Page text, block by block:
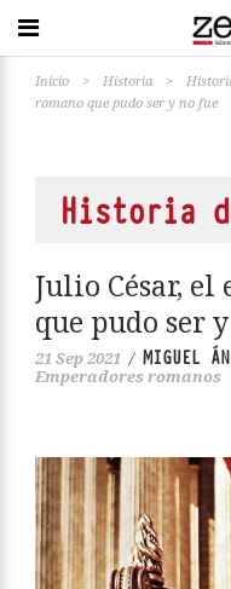
Inicio > Historia >
romano que pudo ser y no fue
Historia
Julio César,
que pudo ser
21 Sep 2021 / MIGUEL
Emperadores romanos